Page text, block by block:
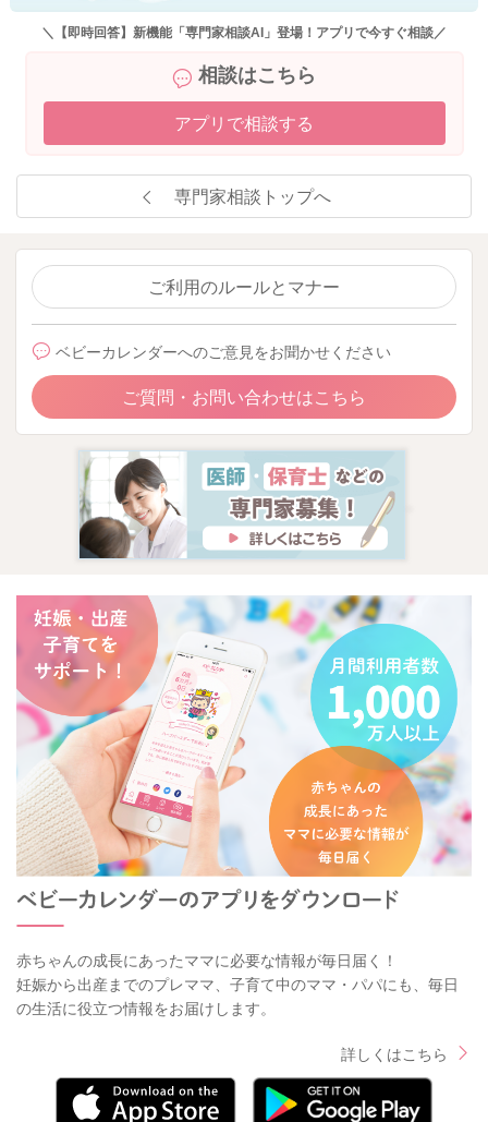
＼【即時回答】新機能「専門家相談AI」登場！アプリで今すぐ相談／
相談はこちら
アプリで相談する
専門家相談トップへ
ご利用のルールとマナー
ベビーカレンダーへのご意見をお聞かせください
ご質問・お問い合わせはこちら
赤ちゃんの成長にあったママに必要な情報が毎日届く！
妊娠から出産までのプレママ、子育て中のママ・パパにも、毎日
の生活に役立つ情報をお届けします。
詳しくはこちら